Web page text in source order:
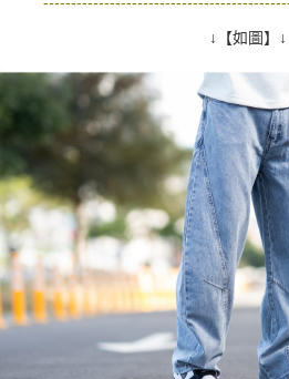
↓【如圖】↓